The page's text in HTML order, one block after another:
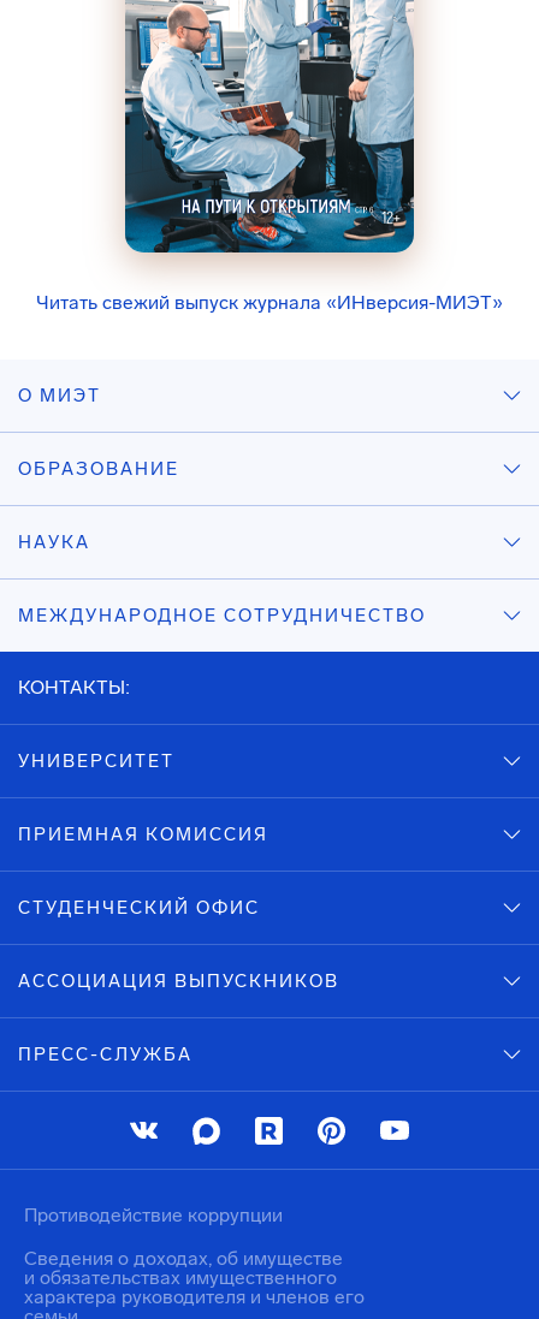
Читать свежий выпуск журнала «ИНверсия-МИЭТ»
О МИЭТ
ОБРАЗОВАНИЕ
НАУКА
МЕЖДУНАРОДНОЕ СОТРУДНИЧЕСТВО
КОНТАКТЫ:
УНИВЕРСИТЕТ
ПРИЕМНАЯ КОМИССИЯ
СТУДЕНЧЕСКИЙ ОФИС
АССОЦИАЦИЯ ВЫПУСКНИКОВ
ПРЕСС-СЛУЖБА
Противодействие коррупции
Сведения о доходах, об имуществе
и обязательствах имущественного
характера руководителя и членов его